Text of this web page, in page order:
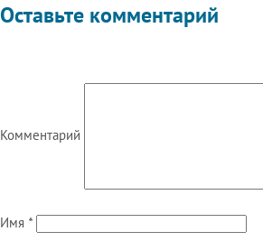
Оставьте комментарий
Комментарий
Имя *